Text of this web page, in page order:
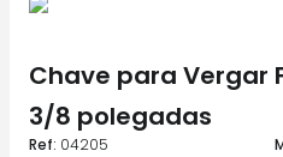
Chave para Vergar
3/8 polegadas
: 04205